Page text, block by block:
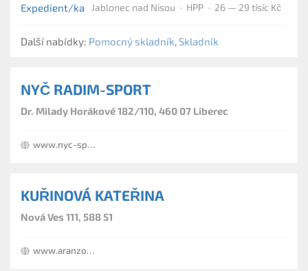
Expedient/ka Jablonec nad Nisou HPP 26 — 29 tísíc Kč
Další nabídky: Pomocný skladník, Skladník
NYČ RADIM-SPORT
Dr. Milady Horákové 182/110, 460 07 Liberec
www.nyc-sport.cz
KUŘINOVÁ KATEŘINA
Nová Ves 111, 588 51
www.aranzovanikvetin.cz